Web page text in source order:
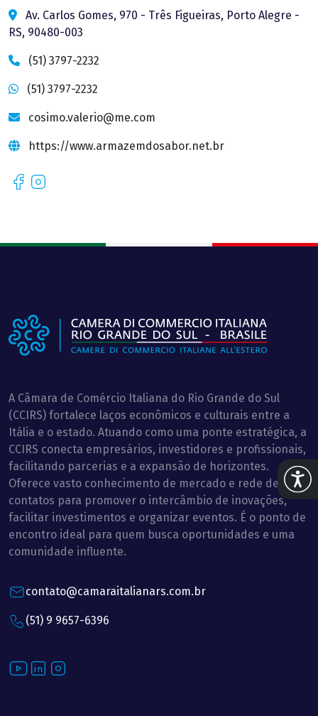
Abrir
Av. Carlos Gomes, 970 - Três Figueiras, Porto Alegre -
RS, 90480-003
(51) 3797-2232
(51) 3797-2232
cosimo.valerio@me.com
https://www.armazemdosabor.net.br
FacebookInstagram
A Câmara de Comércio Italiana do Rio Grande do Sul
(CCIRS) fortalece laços econômicos e culturais entre a
Itália e o estado. Atuando como uma ponte estratégica, a
CCIRS conecta empresários, investidores e profissionais,
facilitando parcerias e a expansão de horizontes.
Oferece vasto conhecimento de mercado e rede de
contatos para promover o intercâmbio de inovações,
facilitar investimentos e organizar eventos. É o ponto de
encontro ideal para quem busca oportunidades e uma
comunidade influente.
contato@camaraitalianars.com.br
(51) 9 9657-6396
YoutubeLinkedInInstagram